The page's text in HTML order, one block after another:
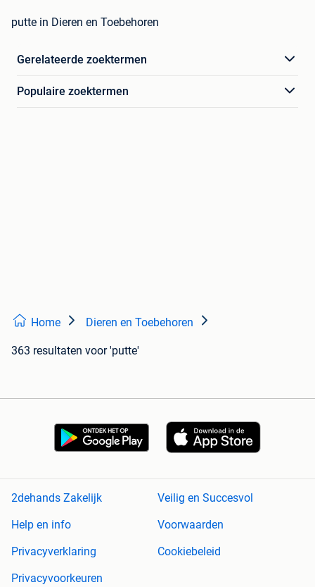
putte in Dieren en Toebehoren
Gerelateerde zoektermen
Populaire zoektermen
Home Dieren en Toebehoren
363 resultaten voor 'putte'
2dehands Zakelijk
Veilig en Succesvol
Help en info
Voorwaarden
Privacyverklaring
Cookiebeleid
Privacyvoorkeuren